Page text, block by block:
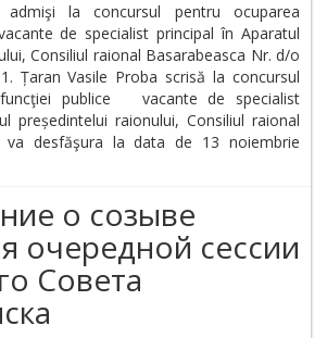
admişi la concursul pentru ocuparea
de specialist principal în Aparatul
Consiliul raional Basarabeasca Nr. d/o
Țaran Vasile Proba scrisă la concursul
publice vacante de specialist
președintelui raionului, Consiliul raional
va desfăşura la data de 13 noiembrie
о созыве
очередной сессии
Совета